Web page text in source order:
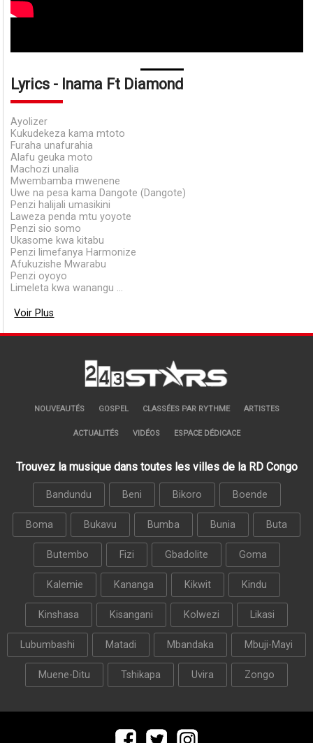
Lyrics - Inama Ft Diamond
Ayolizer
Kukudekeza kama mtoto
Furaha unafurahia
Alafu geuka moto
Machozi unalia
Mwembamba mwenene
Uwe na pesa kama Dangote (Dangote)
Penzi halijali umasikini
Laweza penda mtu yoyote
Penzi sio somo
Ukasome kwa kitabu
Penzi limefanya Harmonize
Afukuzishe Mwarabu
Penzi oyoyo
Limeleta kwa wanangu ...
Voir Plus
NOUVEAUTÉS GOSPEL CLASSÉES PAR RYTHME ARTISTES
ACTUALITÉS VIDÉOS ESPACE DÉDICACE
Trouvez la musique dans toutes les villes de la RD Congo
Bandundu Beni Bikoro Boende
Boma Bukavu Bumba Bunia Buta
Butembo Fizi Gbadolite Goma
Kalemie Kananga Kikwit Kindu
Kinshasa Kisangani Kolwezi Likasi
Lubumbashi Matadi Mbandaka Mbuji-Mayi
Muene-Ditu Tshikapa Uvira Zongo